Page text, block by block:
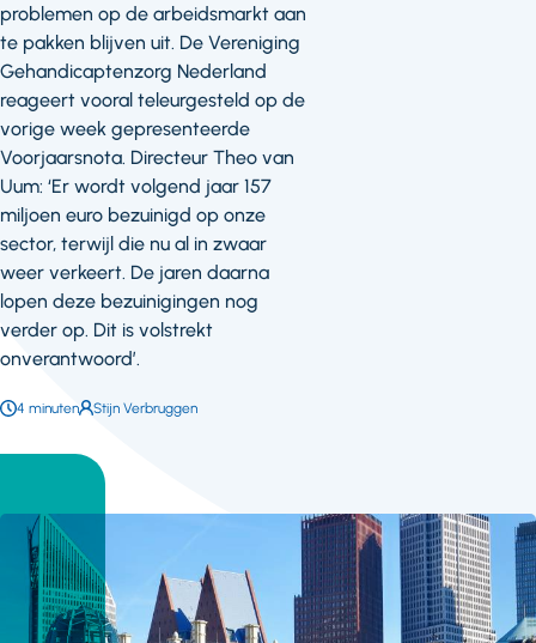
problemen op de arbeidsmarkt aan
te pakken blijven uit. De Vereniging
Gehandicaptenzorg Nederland
reageert vooral teleurgesteld op de
vorige week gepresenteerde
Voorjaarsnota. Directeur Theo van
Uum: ‘Er wordt volgend jaar 157
miljoen euro bezuinigd op onze
sector, terwijl die nu al in zwaar
weer verkeert. De jaren daarna
lopen deze bezuinigingen nog
verder op. Dit is volstrekt
onverantwoord’.
Leestijd:
4 minuten Auteur:
Stijn Verbruggen